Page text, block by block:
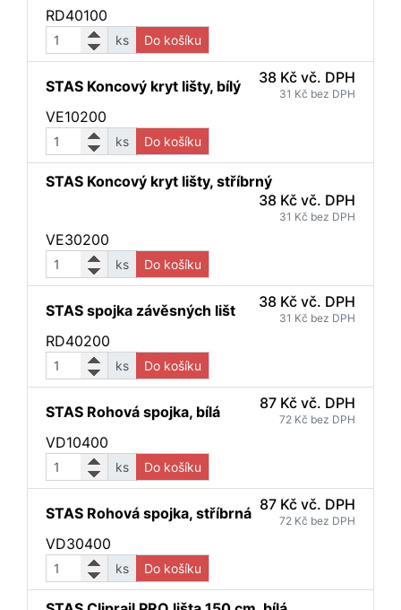
RD40100
ks Do košíku
STAS Koncový kryt lišty, bílý 38 Kč vč. DPH
31 Kč bez DPH
VE10200
ks Do košíku
STAS Koncový kryt lišty, stříbrný
38 Kč vč. DPH
31 Kč bez DPH
VE30200
ks Do košíku
STAS spojka závěsných lišt 38 Kč vč. DPH
31 Kč bez DPH
RD40200
ks Do košíku
STAS Rohová spojka, bílá 87 Kč vč. DPH
72 Kč bez DPH
VD10400
ks Do košíku
STAS Rohová spojka, stříbrná 87 Kč vč. DPH
72 Kč bez DPH
VD30400
ks Do košíku